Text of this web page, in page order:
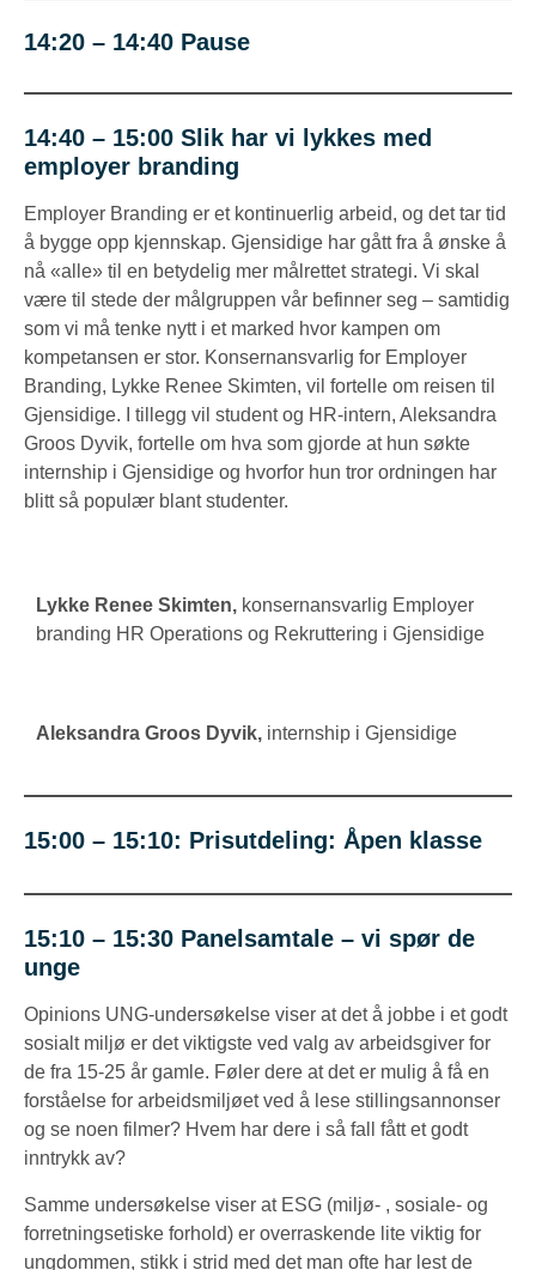
14:20 – 14:40 Pause
14:40 – 15:00 Slik har vi lykkes med
employer branding
Employer Branding er et kontinuerlig arbeid, og det tar tid
å bygge opp kjennskap. Gjensidige har gått fra å ønske å
nå «alle» til en betydelig mer målrettet strategi. Vi skal
være til stede der målgruppen vår befinner seg – samtidig
som vi må tenke nytt i et marked hvor kampen om
kompetansen er stor. Konsernansvarlig for Employer
Branding, Lykke Renee Skimten, vil fortelle om reisen til
Gjensidige. I tillegg vil student og HR-intern, Aleksandra
Groos Dyvik, fortelle om hva som gjorde at hun søkte
internship i Gjensidige og hvorfor hun tror ordningen har
blitt så populær blant studenter.
Lykke Renee Skimten, konsernansvarlig Employer
branding HR Operations og Rekruttering i Gjensidige
Aleksandra Groos Dyvik, internship i Gjensidige
15:00 – 15:10: Prisutdeling: Åpen klasse
15:10 – 15:30 Panelsamtale – vi spør de
unge
Opinions UNG-undersøkelse viser at det å jobbe i et godt
sosialt miljø er det viktigste ved valg av arbeidsgiver for
de fra 15-25 år gamle. Føler dere at det er mulig å få en
forståelse for arbeidsmiljøet ved å lese stillingsannonser
og se noen filmer? Hvem har dere i så fall fått et godt
inntrykk av?
Samme undersøkelse viser at ESG (miljø- , sosiale- og
forretningsetiske forhold) er overraskende lite viktig for
ungdommen, stikk i strid med det man ofte har lest de